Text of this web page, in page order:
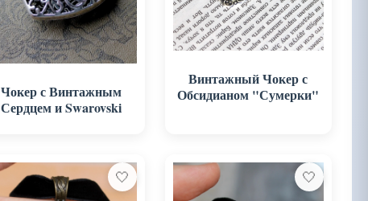
Чокер с Винтажным
Сердцем и Swarovski
Винтажный Чокер с
Обсидианом "Сумерки"
🤍 🤍